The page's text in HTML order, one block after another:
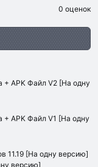
0 оценок
+ APK Файл V2 [На одну
+ APK Файл V1 [На одну
11.19 [На одну версию]
версию]